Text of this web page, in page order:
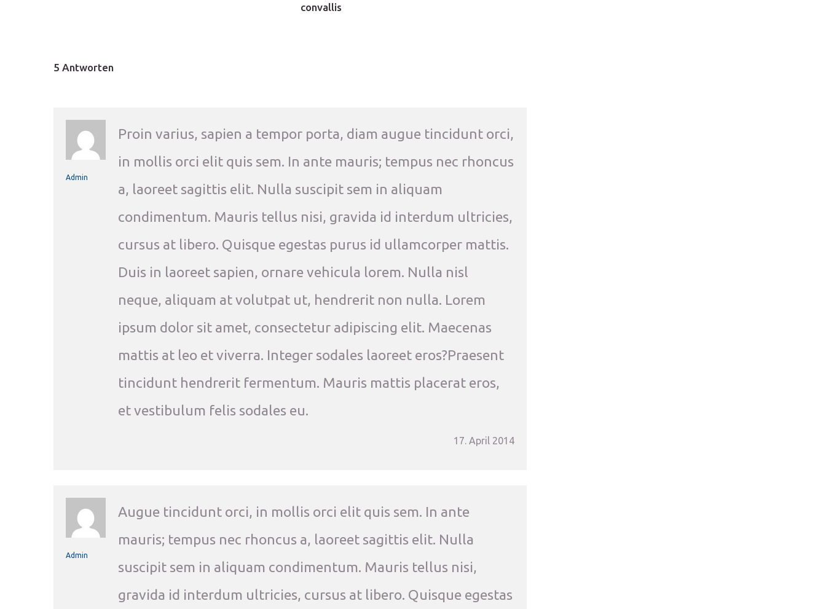
convallis
5 Antworten
Admin
Proin varius, sapien a tempor porta, diam augue tincidunt orci,
in mollis orci elit quis sem. In ante mauris; tempus nec rhoncus
a, laoreet sagittis elit. Nulla suscipit sem in aliquam
condimentum. Mauris tellus nisi, gravida id interdum ultricies,
cursus at libero. Quisque egestas purus id ullamcorper mattis.
Duis in laoreet sapien, ornare vehicula lorem. Nulla nisl
neque, aliquam at volutpat ut, hendrerit non nulla. Lorem
ipsum dolor sit amet, consectetur adipiscing elit. Maecenas
mattis at leo et viverra. Integer sodales laoreet eros?Praesent
tincidunt hendrerit fermentum. Mauris mattis placerat eros,
et vestibulum felis sodales eu.
17. April 2014
Admin
Augue tincidunt orci, in mollis orci elit quis sem. In ante
mauris; tempus nec rhoncus a, laoreet sagittis elit. Nulla
suscipit sem in aliquam condimentum. Mauris tellus nisi,
gravida id interdum ultricies, cursus at libero. Quisque egestas